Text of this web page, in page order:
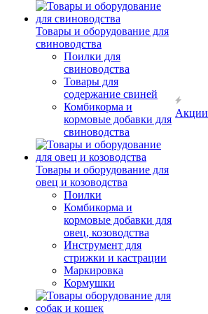
Товары и оборудование для
свиноводства
Поилки для
свиноводства
Товары для
содержание свиней
Комбикорма и
кормовые добавки для
свиноводства
Товары и оборудование для
овец и козоводства
Поилки
Комбикорма и
кормовые добавки для
овец, козоводства
Инструмент для
стрижки и кастрации
Маркировка
Кормушки
Акции